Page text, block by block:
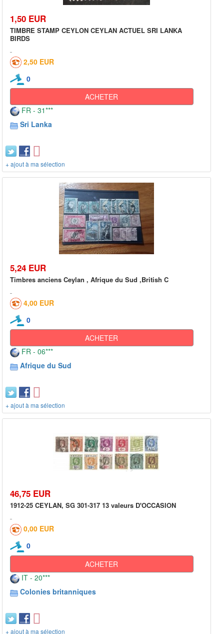
1,50 EUR
TIMBRE STAMP CEYLON CEYLAN ACTUEL SRI LANKA
BIRDS
2,50 EUR
0
ACHETER
FR - 31***
Sri Lanka
+ ajout à ma sélection
5,24 EUR
Timbres anciens Ceylan , Afrique du Sud ,British C
4,00 EUR
0
ACHETER
FR - 06***
Afrique du Sud
+ ajout à ma sélection
46,75 EUR
1912-25 CEYLAN, SG 301-317 13 valeurs D'OCCASION
0,00 EUR
0
ACHETER
IT - 20***
Colonies britanniques
+ ajout à ma sélection